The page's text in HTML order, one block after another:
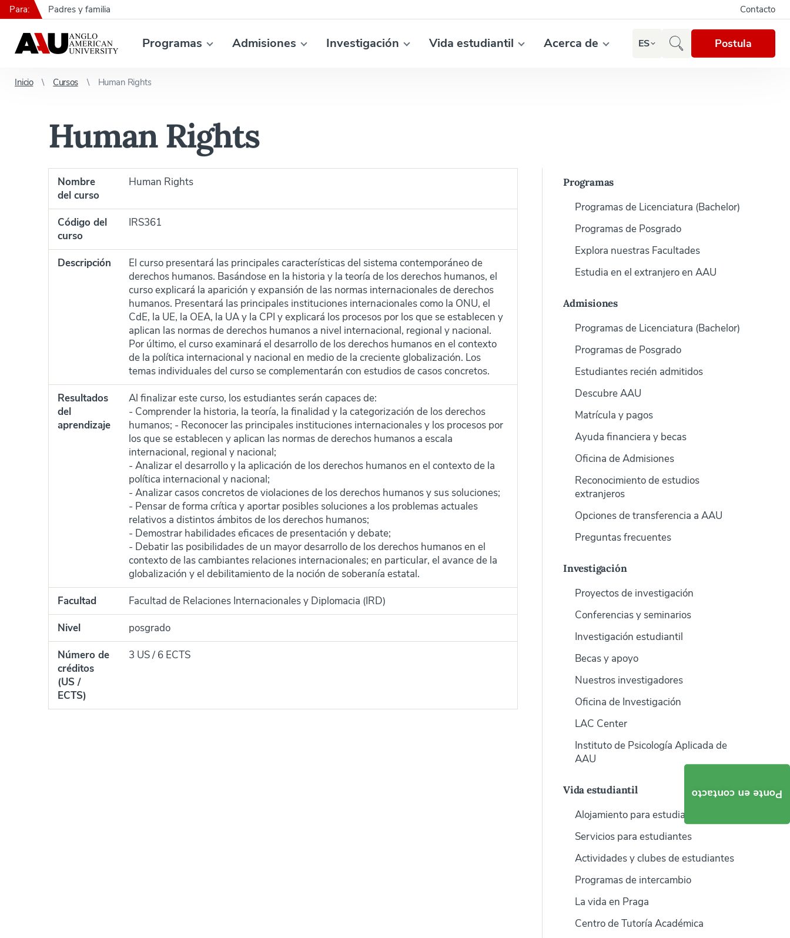
Programas Admisiones Investigación Vida estudiantil Acerca de ES Postula
Para: Padres y familia Contacto
Inicio Cursos Human Rights
Human Rights
Nombre
del curso
Human Rights
Código del
curso
IRS361
Descripción
El curso presentará las principales características del sistema contemporáneo de
derechos humanos. Basándose en la historia y la teoría de los derechos humanos, el
curso explicará la aparición y expansión de las normas internacionales de derechos
humanos. Presentará las principales instituciones internacionales como la ONU, el
CdE, la UE, la OEA, la UA y la CPI y explicará los procesos por los que se establecen y
aplican las normas de derechos humanos a nivel internacional, regional y nacional.
Por último, el curso examinará el desarrollo de los derechos humanos en el contexto
de la política internacional y nacional en medio de la creciente globalización. Los
temas individuales del curso se complementarán con estudios de casos concretos.
Resultados
del
aprendizaje
Al finalizar este curso, los estudiantes serán capaces de:
- Comprender la historia, la teoría, la finalidad y la categorización de los derechos
humanos; - Reconocer las principales instituciones internacionales y los procesos por
los que se establecen y aplican las normas de derechos humanos a escala
internacional, regional y nacional;
- Analizar el desarrollo y la aplicación de los derechos humanos en el contexto de la
política internacional y nacional;
- Analizar casos concretos de violaciones de los derechos humanos y sus soluciones;
- Pensar de forma crítica y aportar posibles soluciones a los problemas actuales
relativos a distintos ámbitos de los derechos humanos;
- Demostrar habilidades eficaces de presentación y debate;
- Debatir las posibilidades de un mayor desarrollo de los derechos humanos en el
contexto de las cambiantes relaciones internacionales; en particular, el avance de la
globalización y el debilitamiento de la noción de soberanía estatal.
Facultad
Facultad de Relaciones Internacionales y Diplomacia (IRD)
Nivel
posgrado
Número de
créditos
(US /
ECTS)
3 US / 6 ECTS
Programas
Programas de Licenciatura (Bachelor)
Programas de Posgrado
Explora nuestras Facultades
Estudia en el extranjero en AAU
Admisiones
Programas de Licenciatura (Bachelor)
Programas de Posgrado
Estudiantes recién admitidos
Descubre AAU
Matrícula y pagos
Ayuda financiera y becas
Oficina de Admisiones
Reconocimiento de estudios
extranjeros
Opciones de transferencia a AAU
Preguntas frecuentes
Investigación
Proyectos de investigación
Conferencias y seminarios
Investigación estudiantil
Becas y apoyo
Nuestros investigadores
Oficina de Investigación
LAC Center
Instituto de Psicología Aplicada de
AAU
Vida estudiantil
Alojamiento para estudiantes
Servicios para estudiantes
Actividades y clubes de estudiantes
Programas de intercambio
La vida en Praga
Centro de Tutoría Académica
Ponte en contacto